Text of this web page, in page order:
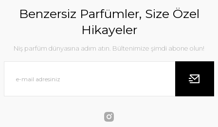
Benzersiz Parfümler, Size Özel
Hikayeler
Niş parfüm dünyasına adım atın. Bültenimize şimdi abone olun!